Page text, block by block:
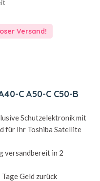
Versand!
C A50-C C50-B
Schutzelektronik mit
für Ihr Toshiba Satellite
versandbereit in 2
Geld zurück